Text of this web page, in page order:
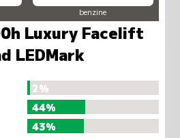
benzine
Luxury Facelift
LEDMark
2%
44%
43%